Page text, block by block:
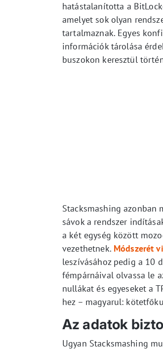
hatástalanította a
amelyet sok olyan
tartalmaznak. Egyes
információk tárolása
buszokon keresztül
Stacksmashing azonban
sávok a rendszer
a két egység között
vezethetnek. Módszerét
leszívásához pedig a 10
fémpárnáival olvassa le
nullákat és egyeseket a
hez – magyarul:
Az adatok
Ugyan Stacksmashing